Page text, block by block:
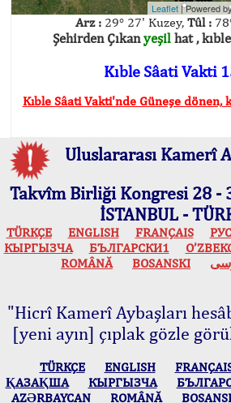
Leaflet | Powered
Arz :29° 27' Kuzey, Tûl :
Şehirden Çıkanyeşilhat ,
Kıble Sâati Vakti
Kıble Sâati Vakti'nde Güneşe dönen,
Uluslararası Kamerî
Takvîm Birliği Kongresi 28 -
İSTANBUL -
TÜRKÇE ENGLISH FRANÇAIS
КЫPГЫЗЧA
БЪЛГАРСКИ1
ROMÂNĂ
BOSANSKI
"Hicrî Kamerî Aybaşları
[yeni ayın] çıplak gözle
TÜRKÇE ENGLISH
ҚАЗАҚША
КЫPГЫЗЧA
AZӘRBAYCAN
ROMÂNĂ